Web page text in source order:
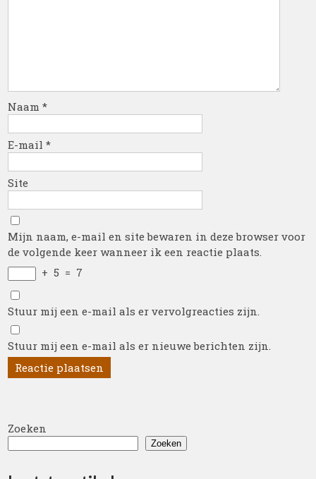
Naam*
E-mail*
Site
Mijn naam, e-mail en site bewaren in deze browser voor
de volgende keer wanneer ik een reactie plaats.
+ 5 = 7
Stuur mij een e-mail als er vervolgreacties zijn.
Stuur mij een e-mail als er nieuwe berichten zijn.
Zoeken
Zoeken